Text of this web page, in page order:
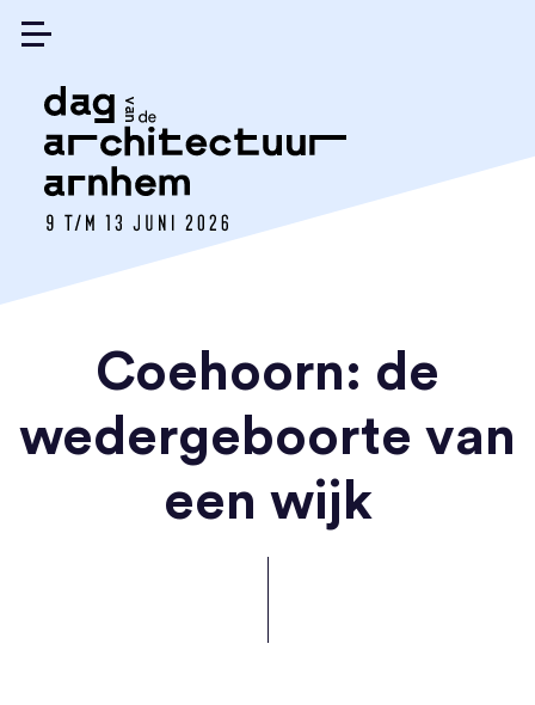
Coehoorn: de
wedergeboorte van
een wijk